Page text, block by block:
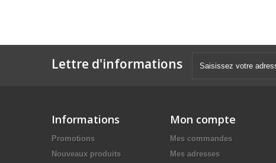
Lettre d'informations
Informations
Promotions
Nouveaux produits
Mon compte
Mes commandes
Mes adresses